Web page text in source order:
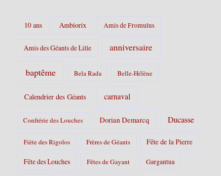
10 ans Ambiorix Amis de Fromulus
Amis des Géants de Lille anniversaire
baptême Bela Rada Belle-Hélène
Calendrier des Géants carnaval
Confrérie des Louches Dorian Demarcq Ducasse
Fiète des Rigolos Frères de Géants Fête de la Pierre
Fête des Louches Fêtes de Gayant Gargantua